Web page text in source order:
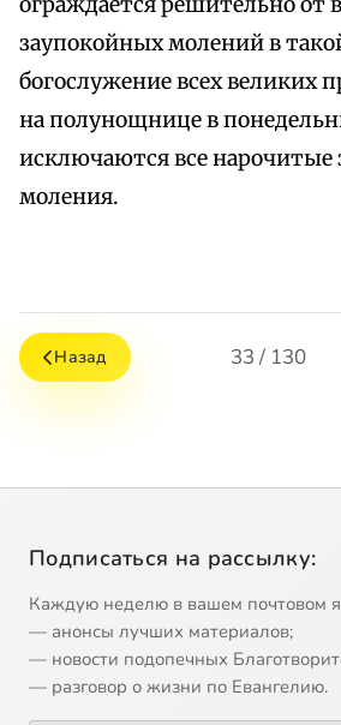
заупокойных молений в
богослужение всех великих
на полунощнице в
исключаются все нарочитые
моления.
Назад 33 / 130
Подписаться на рассылку:
Каждую неделю в вашем почтовом
— анонсы лучших материалов;
— новости подопечных
— разговор о жизни по Евангелию.